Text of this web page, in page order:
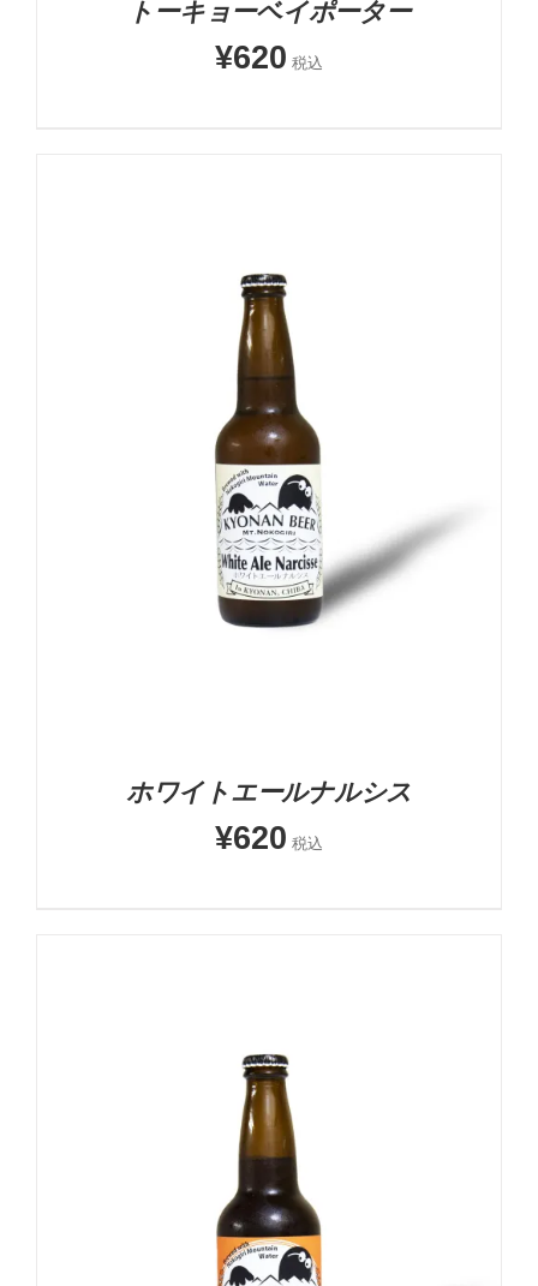
トーキョーベイポーター
¥620 税込
お買い物カゴに追加
詳細
ホワイトエールナルシス
¥620 税込
お買い物カゴに追加